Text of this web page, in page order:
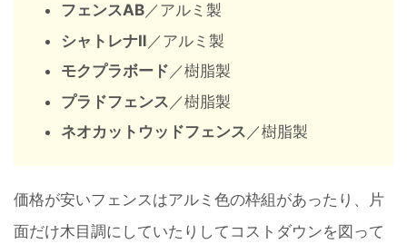
フェンスAB／アルミ製
シャトレナⅡ ／アルミ製
モクプラボード ／樹脂製
プラドフェンス ／樹脂製
ネオカットウッドフェンス ／樹脂製
価格が安いフェンスはアルミ色の枠組があったり、片
面だけ木目調にしていたりしてコストダウンを図って